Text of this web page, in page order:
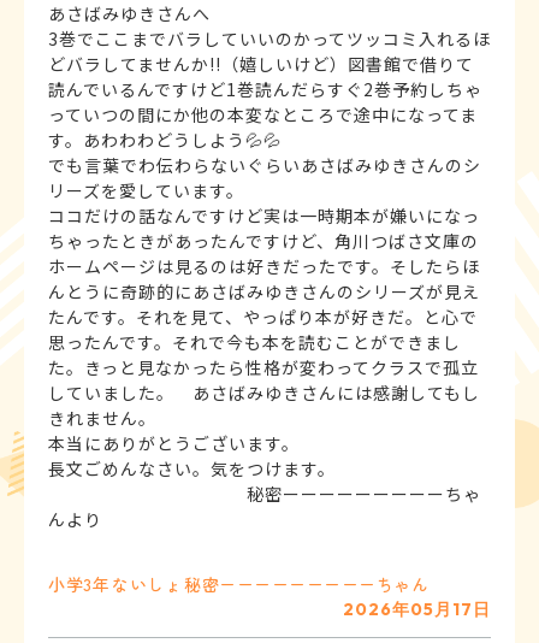
あさばみゆきさんへ
3巻でここまでバラしていいのかってツッコミ入れるほ
どバラしてませんか!!（嬉しいけど）図書館で借りて
読んでいるんですけど1巻読んだらすぐ2巻予約しちゃ
っていつの間にか他の本変なところで途中になってま
す。あわわわどうしよう💦💦
でも言葉でわ伝わらないぐらいあさばみゆきさんのシ
リーズを愛しています。
ココだけの話なんですけど実は一時期本が嫌いになっ
ちゃったときがあったんですけど、角川つばさ文庫の
ホームページは見るのは好きだったです。そしたらほ
んとうに奇跡的にあさばみゆきさんのシリーズが見え
たんです。それを見て、やっぱり本が好きだ。と心で
思ったんです。それで今も本を読むことができまし
た。きっと見なかったら性格が変わってクラスで孤立
していました。 あさばみゆきさんには感謝してもし
きれません。
本当にありがとうございます。
長文ごめんなさい。気をつけます。
秘密ーーーーーーーーーちゃ
んより
小学3年 ないしょ 秘密ーーーーーーーーーちゃん
2026年05月17日